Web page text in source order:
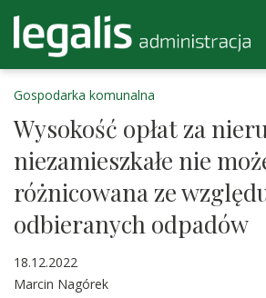
Gospodarka komunalna
Wysokość opłat za
niezamieszkałe nie
różnicowana ze
odbieranych odpadów
18.12.2022
Marcin Nagórek